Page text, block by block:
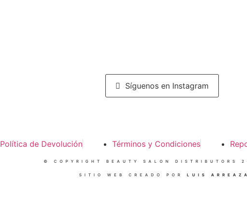
Síguenos en Instagram
Política de Devolución Términos y Condiciones
© COPYRIGHT BEAUTY SALON DISTRIBUTORS
SITIO WEB CREADO POR LUIS ARREAZA